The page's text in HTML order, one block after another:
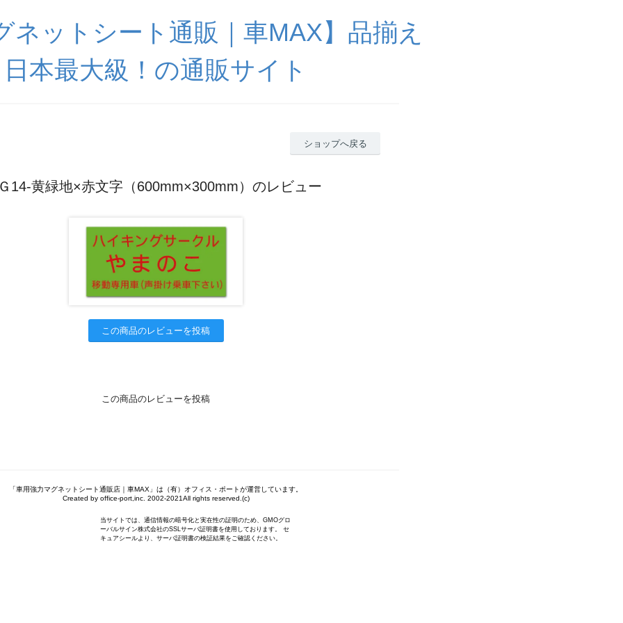
ネットシート通販｜車MAX】品揃え
日本最大級！の通販サイト
ショップへ戻る
14-黄緑地×赤文字（600mm×300mm）のレビュー
この商品のレビューを投稿
この商品のレビューを投稿
「車用強力マグネットシート通販店｜車MAX」は（有）オフィス・ポートが運営しています。
Created by office-port,inc. 2002-2021All rights reserved.(c)
当サイトでは、通信情報の暗号化と実在性の証明のため、GMOグロ
ーバルサイン株式会社のSSLサーバ証明書を使用しております。 セ
キュアシールより、サーバ証明書の検証結果をご確認ください。